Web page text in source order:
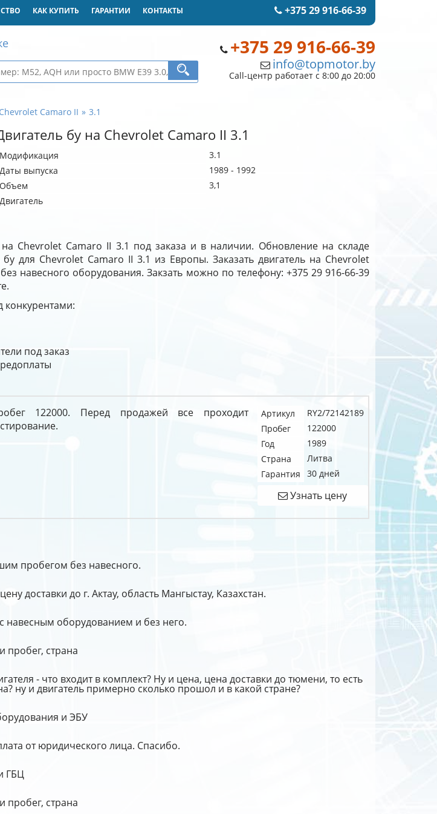
+375 29 916-66-39
КАК КУПИТЬ ГАРАНТИИ КОНТАКТЫ
+375 29 916-66-39
info@topmotor.by
Call-центр работает с 8:00 до 20:00
Chevrolet Camaro II 3.1
бу на Chevrolet Camaro II 3.1
Модификация
3.1
Даты выпуска
1989 - 1992
Объем
3,1
Двигатель
на Chevrolet Camaro II 3.1 под заказа и в наличии. Обновление на складе
для Chevrolet Camaro II 3.1 из Европы. Заказать двигатель на Chevrolet
навесного оборудования. Закзать можно по телефону: +375 29 916-66-39
конкурентами:
под заказ
122000. Перед продажей все проходит
Артикул
RY2/72142189
Пробег
122000
Год
1989
Страна
Литва
Гарантия
30 дней
Узнать цену
пробегом без навесного.
доставки до г. Актау, область Мангыстау, Казахстан.
навесным оборудованием и без него.
пробег, страна
- что входит в комплект? Ну и цена, цена доставки до тюмени, то есть
ну и двигатель примерно сколько прошол и в какой стране?
и ЭБУ
от юридического лица. Спасибо.
ГБЦ
пробег, страна